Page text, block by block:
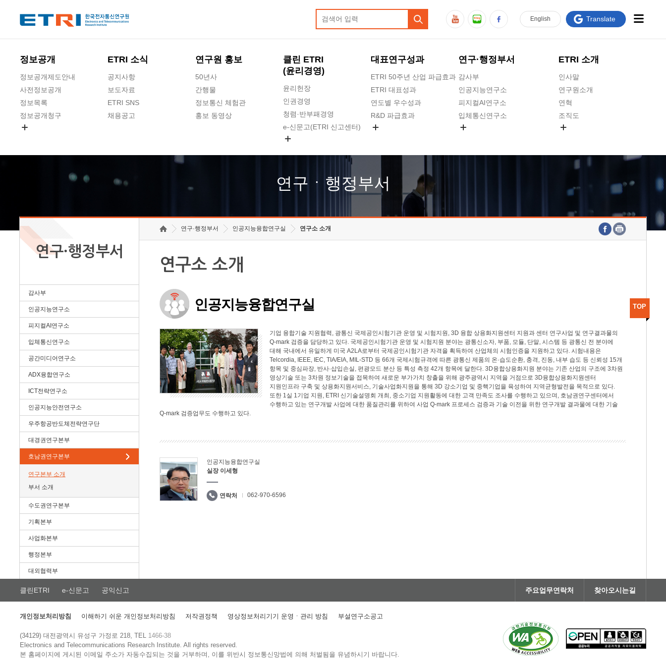
정보공개
정보공개제도안내
사전정보공개
정보목록
정보공개청구
ETRI 소식
공지사항
보도자료
ETRI SNS
채용공고
연구원 홍보
50년사
간행물
정보통신 체험관
홍보 동영상
클린 ETRI
(윤리경영)
윤리헌장
인권경영
청렴·반부패경영
e-신문고(ETRI 신고센터)
고객의소리
수의계약 현황
대표연구성과
ETRI 50주년 산업 파급효과
ETRI 대표성과
연도별 우수성과
R&D 파급효과
연구·행정부서
감사부
인공지능연구소
피지컬AI연구소
입체통신연구소
호남권연구본부
기획본부
ETRI 소개
인사말
연구원소개
연혁
조직도
연구원 고객헌장
주요업무연락처
English Translate
연구ㆍ행정부서
연구·행정부서
감사부
인공지능연구소
피지컬AI연구소
입체통신연구소
공간미디어연구소
ADX융합연구소
ICT전략연구소
인공지능안전연구소
우주항공반도체전략연구단
대경권연구본부
호남권연구본부
연구본부 소개
부서 소개
수도권연구본부
기획본부
사업화본부
행정본부
대외협력부
연구·행정부서 인공지능융합연구실 연구소 소개
연구소 소개
인공지능융합연구실
기업 융합기술 지원협력, 광통신 국제공인시험기관 운영 및 시험지원, 3D 융합 상용화지원센터 지원과 센터 연구사업 및 연구결과물의
Q-mark 검증을 담당하고 있다. 국제공인시험기관 운영 및 시험지원 분야는 광통신소자, 부품, 모듈, 단말, 시스템 등 광통신 전 분야에
대해 국내에서 유일하게 미국 A2LA로부터 국제공인시험기관 자격을 획득하여 산업체의 시험인증을 지원하고 있다. 시험내용은
Telcordia, IEEE, IEC, TIA/EIA, MIL-STD 등 66개 국제시험규격에 따른 광통신 제품의 온·습도순환, 충격, 진동, 내부 습도 등 신뢰성 15개
항목 및 중심파장, 반사·삽입손실, 편광모드 분산 등 특성 측정 42개 항목에 달한다. 3D융합상용화지원 분야는 기존 산업의 구조에 3차원
영상기술 또는 3차원 정보기술을 접목하여 새로운 부가가치 창출을 위해 광주광역시 지역을 거점으로 3D융합상용화지원센터
지원인프라 구축 및 상용화지원서비스, 기술사업화지원을 통해 3D 강소기업 및 중핵기업을 육성하여 지역균형발전을 목적으로 있다.
또한 1실 1기업 지원, ETRI 신기술설명회 개최, 중소기업 지원활동에 대한 고객 만족도 조사를 수행하고 있으며, 호남권연구센터에서
수행하고 있는 연구개발 사업에 대한 품질관리를 위하여 사업 Q-mark 프로세스 검증과 기술 이전을 위한 연구개발 결과물에 대한 기술
Q-mark 검증업무도 수행하고 있다.
인공지능융합연구실
실장 이세형
연락처 062-970-6596
TOP
클린ETRI e-신문고 공익신고 주요업무연락처 찾아오시는길
개인정보처리방침 이해하기 쉬운 개인정보처리방침 저작권정책 영상정보처리기기 운영ㆍ관리 방침 부설연구소공고
(34129) 대전광역시 유성구 가정로 218, TEL 1466-38
Electronics and Telecommunications Research Institute.All rights reserved.
본 홈페이지에 게시된 이메일 주소가 자동수집되는 것을 거부하며, 이를 위반시 정보통신망법에 의해 처벌됨을 유념하시기 바랍니다.